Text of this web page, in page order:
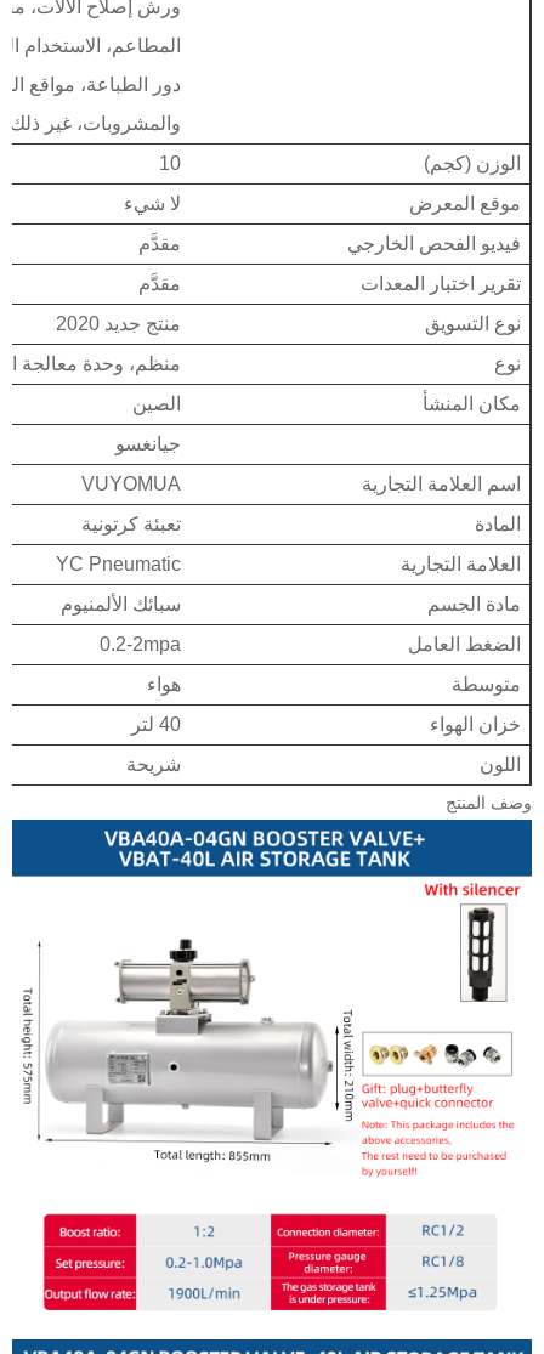
ورش إصلاح الآلات،
المطاعم، الاستخدام
دور الطباعة، مواقع
والمشروبات، غير
الوزن (كجم)
10
موقع المعرض
لا شيء
فيديو الفحص الخارجي
مقدَّم
تقرير اختبار المعدات
مقدَّم
نوع التسويق
منتج جديد 2020
نوع
منظم، وحدة معالجة
مكان المنشأ
الصين
جيانغسو
اسم العلامة التجارية
VUYOMUA
المادة
تعبئة كرتونية
العلامة التجارية
YC Pneumatic
مادة الجسم
سبائك الألمنيوم
الضغط العامل
0.2-2mpa
متوسطة
هواء
خزان الهواء
40 لتر
اللون
شريحة
وصف المنتج